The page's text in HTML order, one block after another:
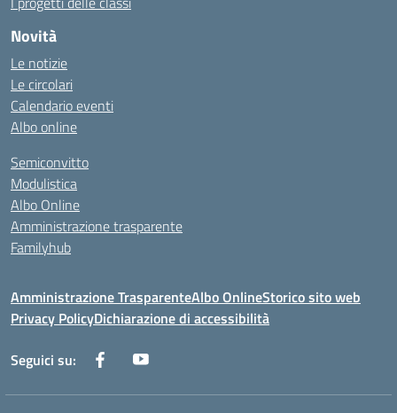
Novità
Le notizie
Le circolari
Calendario eventi
Albo online
Semiconvitto
Modulistica
Albo Online
Amministrazione trasparente
Familyhub
Amministrazione TrasparenteAlbo OnlineStorico sito web
Privacy PolicyDichiarazione di accessibilità
Seguici su: